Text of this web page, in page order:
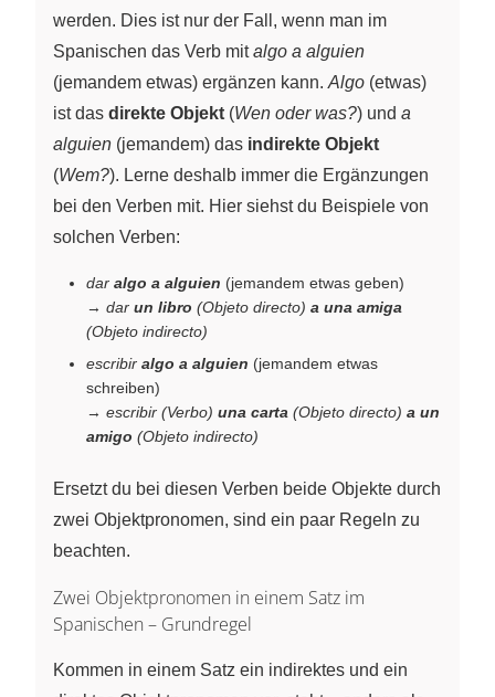
werden. Dies ist nur der Fall, wenn man im
Spanischen das Verb mitalgo a alguien
(jemandem etwas) ergänzen kann. Algo (etwas)
ist das direkte Objekt (Wen oder was?) und a
alguien (jemandem) das indirekte Objekt
(Wem?). Lerne deshalb immer die Ergänzungen
bei den Verben mit. Hier siehst du Beispiele von
solchen Verben:
dar algo a alguien (jemandem etwas geben)
→ dar un libro (Objeto directo) a una amiga
(Objeto indirecto)
escribir algo a alguien (jemandem etwas
schreiben)
→ escribir (Verbo) una carta (Objeto directo) a un
amigo (Objeto indirecto)
Ersetzt du bei diesen Verben beide Objekte durch
zwei Objektpronomen, sind ein paar Regeln zu
beachten.
Zwei Objektpronomen in einem Satz im
Spanischen – Grundregel
Kommen in einem Satz ein indirektes und ein